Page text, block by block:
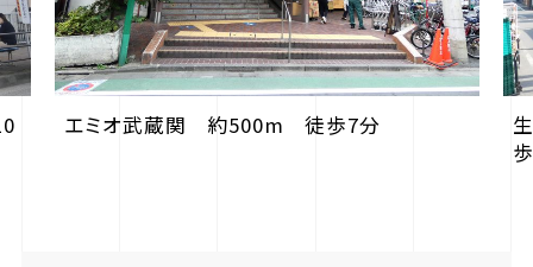
エミオ武蔵関 約500m 徒歩7分